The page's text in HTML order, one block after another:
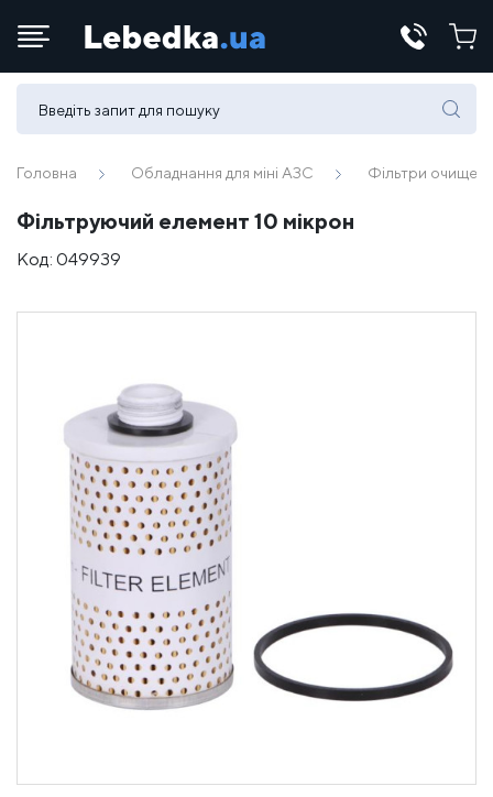
Телефони:
(067) 430 82-15
Головна Обладнання для міні АЗС Фільтри
Фільтруючий елемент 10 мікрон
Код: 049939